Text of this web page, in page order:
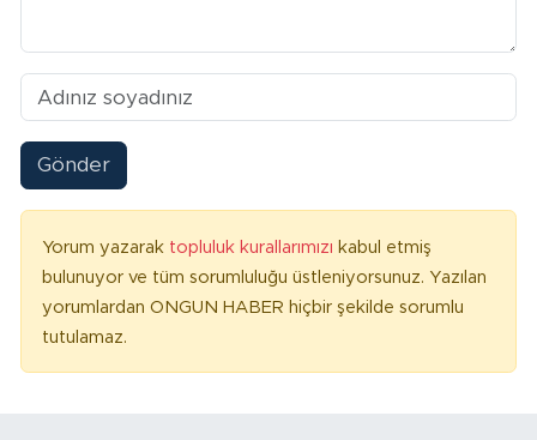
Gönder
Yorum yazarak topluluk kurallarımızı kabul etmiş
bulunuyor ve tüm sorumluluğu üstleniyorsunuz. Yazılan
yorumlardan ONGUN HABER hiçbir şekilde sorumlu
tutulamaz.